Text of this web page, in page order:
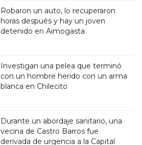
Robaron un auto, lo recuperaron
horas después y hay un joven
detenido en Aimogasta
Investigan una pelea que terminó
con un hombre herido con un arma
blanca en Chilecito
Durante un abordaje sanitario, una
vecina de Castro Barros fue
derivada de urgencia a la Capital